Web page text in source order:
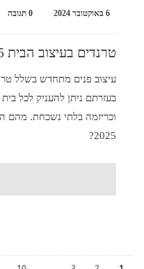
6 באוקטובר 2024 0 תגובה
טרנדים בעיצוב הבית 2025
עיצוב פנים מתחדש בשלל
בעזרתם ניתן להעניק לכל
וכריזמה בלתי נשכחת. מהם
2025?